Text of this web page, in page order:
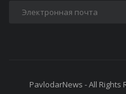
PavlodarNews - All Rights